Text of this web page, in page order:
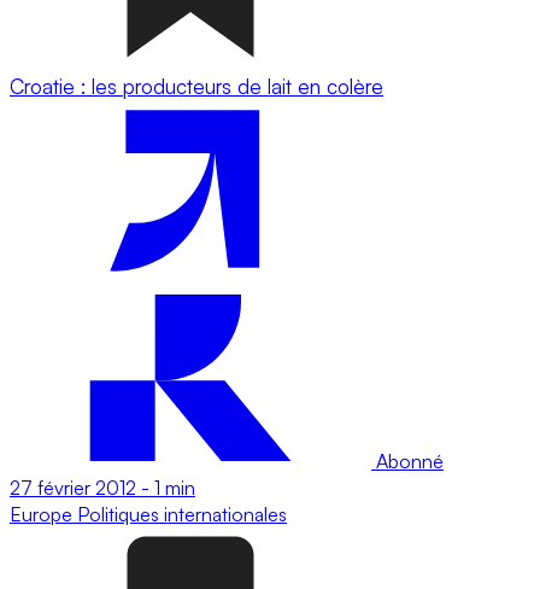
Croatie : les producteurs de lait en colère
Abonné
27 février 2012 - 1 min
Europe Politiques internationales